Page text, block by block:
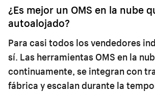
¿Es mejor un OMS en la nube
autoalojado?
Para casi todos los vendedores
sí. Las herramientas OMS en la
continuamente, se integran con
fábrica y escalan durante la